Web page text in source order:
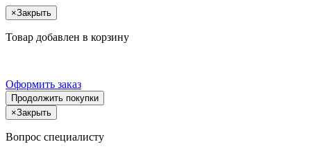
×Закрыть
Товар добавлен в корзину
Оформить заказ
Продолжить покупки
×Закрыть
Вопрос специалисту